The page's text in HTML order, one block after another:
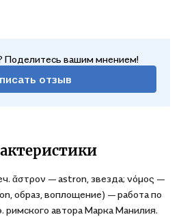
Поделитесь вашим мнением!
отзыв
ἄστρον — astron, звезда; νόμος —
образ, воплощение) — работа по
римского автора Марка Манилия.